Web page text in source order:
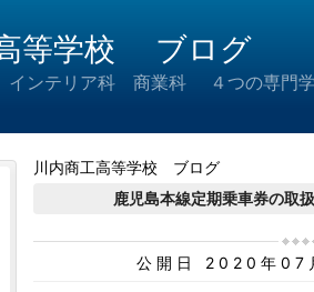
等学校 ブログ
ンテリア科 商業科 ４つの専門学
川内商工高等学校 ブログ
鹿児島本線定期乗車券の取
公開日 2020年07